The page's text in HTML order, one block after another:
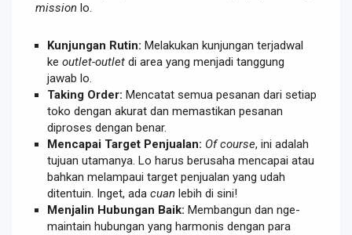
mission lo.
Kunjungan Rutin: Melakukan kunjungan terjadwal
ke outlet-outlet di area yang menjadi tanggung
jawab lo.
Taking Order: Mencatat semua pesanan dari setiap
toko dengan akurat dan memastikan pesanan
diproses dengan benar.
Mencapai Target Penjualan: Of course, ini adalah
tujuan utamanya. Lo harus berusaha mencapai atau
bahkan melampaui target penjualan yang udah
ditentuin. Inget, ada cuan lebih di sini!
Menjalin Hubungan Baik: Membangun dan nge-
maintain hubungan yang harmonis dengan para